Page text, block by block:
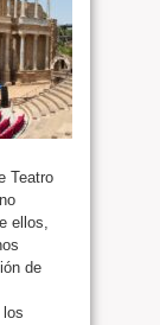
Teatro
ellos,
de
los